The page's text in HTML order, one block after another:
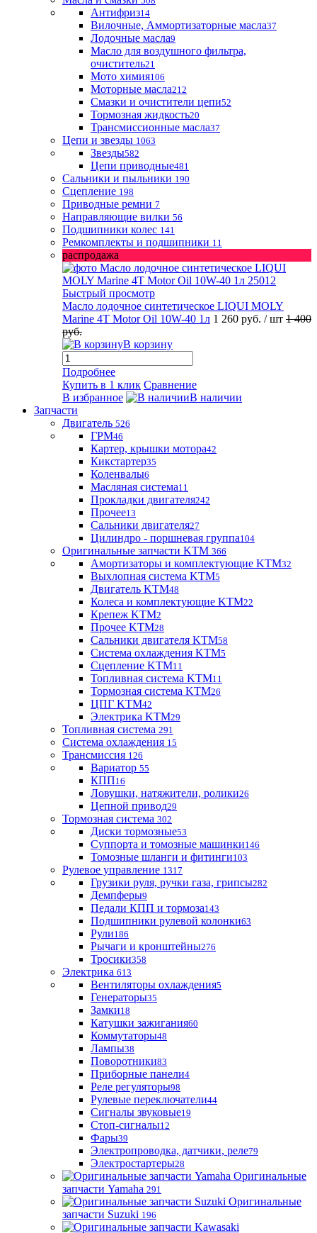
Антифриз14
Вилочные, Аммортизаторные масла37
Лодочные масла9
Масло для воздушного фильтра,
очиститель21
Мото химия106
Моторные масла212
Смазки и очистители цепи52
Тормозная жидкость20
Трансмиссионные масла37
Цепи и звезды 1063
Звезды582
Цепи приводные481
Сальники и пыльники 190
Сцепление 198
Приводные ремни 7
Направляющие вилки 56
Подшипники колес 141
Ремкомплекты и подшипники 11
распродажа
Быстрый просмотр
Масло лодочное синтетическое LIQUI MOLY
Marine 4T Motor Oil 10W-40 1л 1 260 руб. / шт 1 400
руб.
В корзину
Подробнее
Купить в 1 клик Сравнение
В избранное
В наличии
Запчасти
Двигатель 526
ГРМ46
Картер, крышки мотора42
Кикстартер35
Коленвалы6
Масляная система11
Прокладки двигателя242
Прочее13
Сальники двигателя27
Цилиндро - поршневая группа104
Оригинальные запчасти KTM 366
Амортизаторы и комплектующие KTM32
Выхлопная система KTM5
Двигатель KTM48
Колеса и комплектующие KTM22
Крепеж KTM2
Прочее KTM28
Сальники двигателя KTM58
Система охлаждения KTM5
Сцепление KTM11
Топливная система KTM11
Тормозная система KTM26
ЦПГ KTM42
Электрика KTM29
Топливная система 291
Система охлаждения 15
Трансмиссия 126
Вариатор 55
КПП16
Ловушки, натяжители, ролики26
Цепной привод29
Тормозная система 302
Диски тормозные53
Суппорта и томозные машинки146
Томозные шланги и фитинги103
Рулевое управление 1317
Грузики руля, ручки газа, грипсы282
Демпферы9
Педали КПП и тормоза143
Подшипники рулевой колонки63
Рули186
Рычаги и кронштейны276
Тросики358
Электрика 613
Вентиляторы охлаждения5
Генераторы35
Замки18
Катушки зажигания60
Коммутаторы48
Лампы38
Поворотники83
Приборные панели4
Реле регуляторы98
Рулевые переключатели44
Сигналы звуковые19
Стоп-сигналы12
Фары39
Электропроводка, датчики, реле79
Электростартеры28
Оригинальные
запчасти Yamaha 291
Оригинальные
запчасти Suzuki 196